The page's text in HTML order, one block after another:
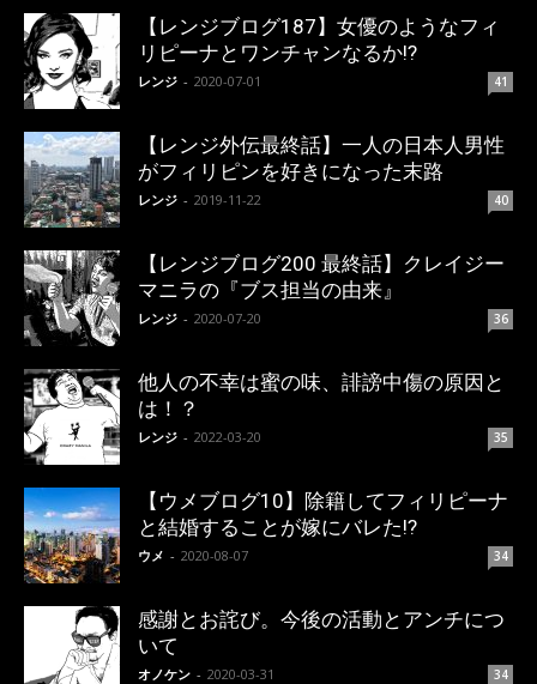
【レンジブログ187】女優のようなフィ
リピーナとワンチャンなるか!?
レンジ - 2020-07-01 41
【レンジ外伝最終話】一人の日本人男性
がフィリピンを好きになった末路
レンジ - 2019-11-22 40
【レンジブログ200 最終話】クレイジー
マニラの『ブス担当の由来』
レンジ - 2020-07-20 36
他人の不幸は蜜の味、誹謗中傷の原因と
は！？
レンジ - 2022-03-20 35
【ウメブログ10】除籍してフィリピーナ
と結婚することが嫁にバレた!?
ウメ - 2020-08-07 34
感謝とお詫び。今後の活動とアンチにつ
いて
オノケン - 2020-03-31 34